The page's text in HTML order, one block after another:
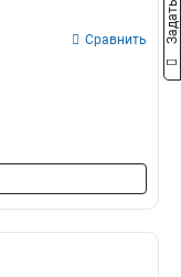
Сравнить